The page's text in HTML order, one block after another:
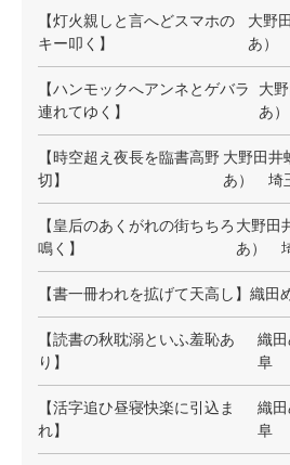
【灯火親しと言へどスマホの
キー叩く】
大野
あ）
【ハンモックへアンネとゲバラ
連れてゆく】
大
あ
【時空超え夜長を臨書高野
切】
大野田井
あ） 埼
【皇后のあくがれの街ちちろ
鳴く】
大野田
あ）
【書一冊われを拡げて天高し】 織田
【読書の秋耽溺といふ羞恥あ
り】
織
阜
【活字追ひ昼寝快楽に引込ま
れ】
織
阜